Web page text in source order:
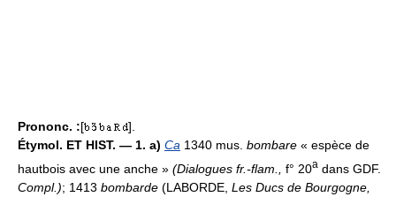
Prononc. :[
].
Étymol. ET HIST. — 1. a) Ca 1340 mus. bombare « espèce de
hautbois avec une anche » (Dialogues fr.-flam., f° 20a dans GDF.
Compl.); 1413 bombarde (LABORDE, Les Ducs de Bourgogne,